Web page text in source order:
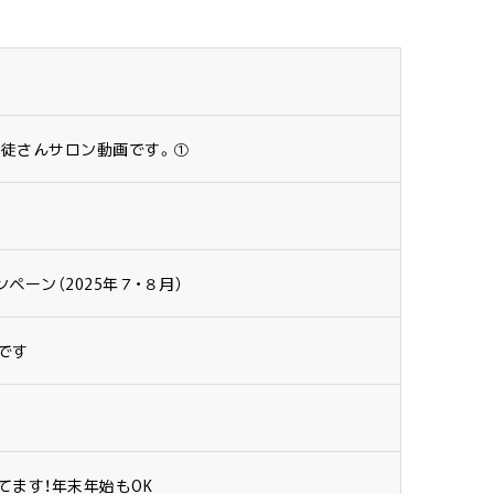
さんサロン動画です。①
ーン（2025年７・８月）
す
す！年末年始もOK